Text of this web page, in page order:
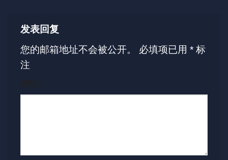
发表回复
您的邮箱地址不会被公开。
必填项已用 * 标
注